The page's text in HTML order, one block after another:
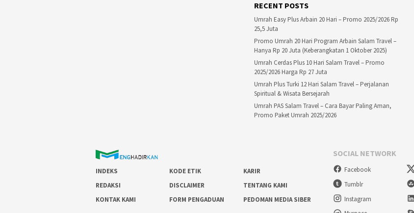
RECENT POSTS
Umrah Easy Plus Arbain 20 Hari – Promo 2025/2026 Rp
25,5 Juta
Promo Umrah 20 Hari Program Arbain Salam Travel –
Hanya Rp 20 Juta (Keberangkatan 1 Oktober 2025)
Umrah Cerdas Plus 10 Hari Salam Travel – Promo
2025/2026 Harga Rp 27 Juta
Umrah Plus Turki 12 Hari Salam Travel – Perjalanan
Spiritual & Wisata Bersejarah
Umrah PAS Salam Travel – Cara Bayar Paling Aman,
Promo Paket Umrah 2025/2026
INDEKS KODE ETIK
KARIR
REDAKSI
DISCLAIMER
TENTANG KAMI
KONTAK KAMI
FORM PENGADUAN PEDOMAN MEDIA SIBER
SOCIAL NETWORK
Facebook
Tumblr
Instagram